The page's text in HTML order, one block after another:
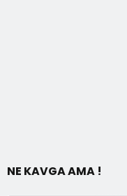
NE KAVGA AMA !